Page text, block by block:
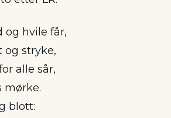
og hvile får,
og stryke,
alle sår,
mørke.
blott: